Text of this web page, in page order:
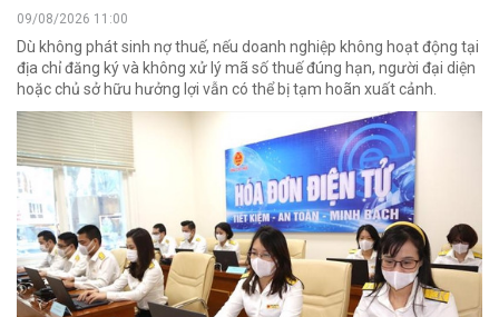
09/08/2026 11:00
Dù không phát sinh nợ thuế, nếu doanh nghiệp không hoạt động tại
địa chỉ đăng ký và không xử lý mã số thuế đúng hạn, người đại diện
hoặc chủ sở hữu hưởng lợi vẫn có thể bị tạm hoãn xuất cảnh.